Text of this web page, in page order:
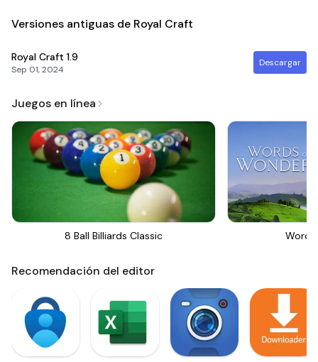
Versiones antiguas de Royal Craft
Royal Craft 1.9
Sep 01, 2024
Descargar
Juegos en línea
8 Ball Billiards Classic
Recomendación del editor